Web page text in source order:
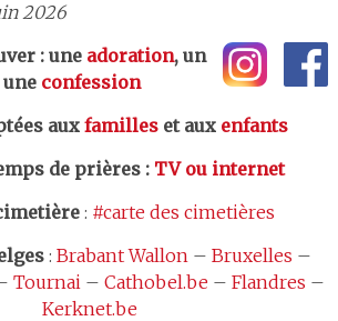
2026
une adoration, un
une confession
aux familleset aux enfants
de prières: TV ou internet
: #carte des cimetières
: Brabant Wallon– Bruxelles –
Tournai– Cathobel.be – Flandres –
Kerknet.be